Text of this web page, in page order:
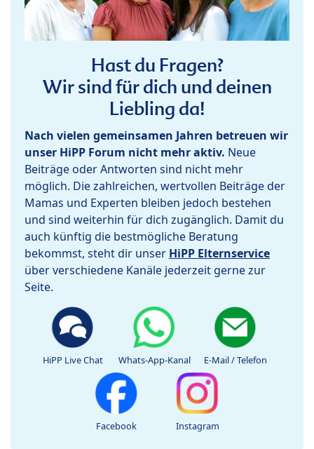
Hast du Fragen?
Wir sind für dich und deinen
Liebling da!
Nach vielen gemeinsamen Jahren betreuen wir
unser HiPP Forum nicht mehr aktiv. Neue
Beiträge oder Antworten sind nicht mehr
möglich. Die zahlreichen, wertvollen Beiträge der
Mamas und Experten bleiben jedoch bestehen
und sind weiterhin für dich zugänglich. Damit du
auch künftig die bestmögliche Beratung
bekommst, steht dir unser HiPP Elternservice
über verschiedene Kanäle jederzeit gerne zur
Seite.
HiPP Live Chat Whats-App-Kanal E-Mail / Telefon
Facebook Instagram